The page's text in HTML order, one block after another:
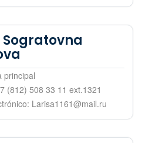
Sogratovna
principal
(812) 508 33 11 ext.1321
Larisa1161@mail.ru